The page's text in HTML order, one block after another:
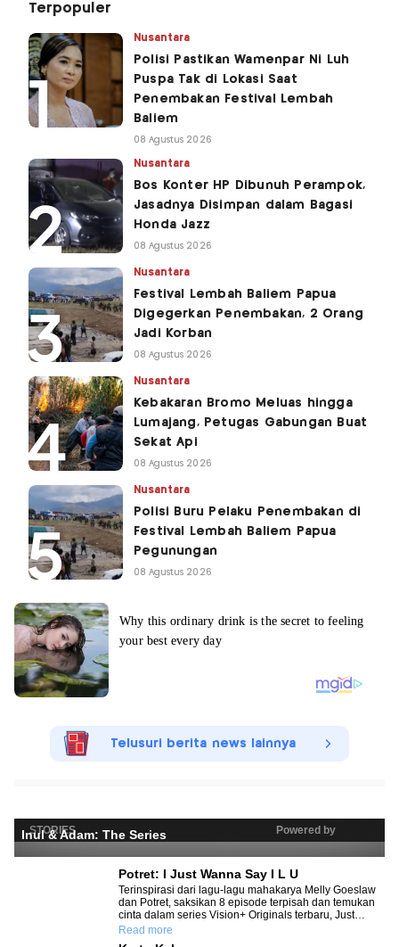
Terpopuler
Nusantara
Polisi Pastikan Wamenpar Ni Luh
Puspa Tak di Lokasi Saat
Penembakan Festival Lembah
Baliem
08 Agustus 2026
Nusantara
Bos Konter HP Dibunuh Perampok,
Jasadnya Disimpan dalam Bagasi
Honda Jazz
08 Agustus 2026
Nusantara
Festival Lembah Baliem Papua
Digegerkan Penembakan, 2 Orang
Jadi Korban
08 Agustus 2026
Nusantara
Kebakaran Bromo Meluas hingga
Lumajang, Petugas Gabungan Buat
Sekat Api
08 Agustus 2026
Nusantara
Polisi Buru Pelaku Penembakan di
Festival Lembah Baliem Papua
Pegunungan
08 Agustus 2026
Telusuri berita news lainnya